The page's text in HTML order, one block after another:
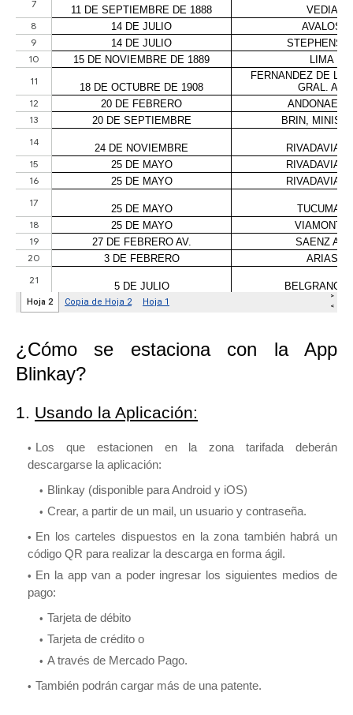
¿Cómo se estaciona con la App
Blinkay?
1. Usando la Aplicación:
Los que estacionen en la zona tarifada deberán
descargarse la aplicación:
Blinkay (disponible para Android y iOS)
Crear, a partir de un mail, un usuario y contraseña.
En los carteles dispuestos en la zona también habrá un
código QR para realizar la descarga en forma ágil.
En la app van a poder ingresar los siguientes medios de
pago:
Tarjeta de débito
Tarjeta de crédito o
A través de Mercado Pago.
También podrán cargar más de una patente.